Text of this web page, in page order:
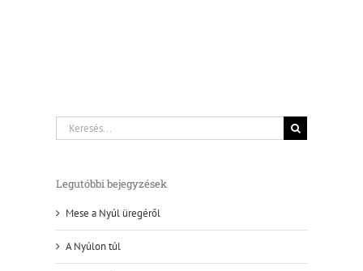
Keresés...
Legutóbbi bejegyzések
Mese a Nyúl üregéről
A Nyúlon túl